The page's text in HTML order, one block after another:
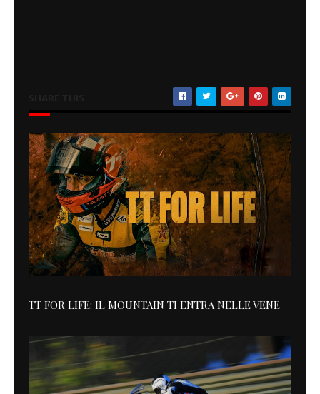
TT FOR LIFE: IL MOUNTAIN TI ENTRA NELLE VENE